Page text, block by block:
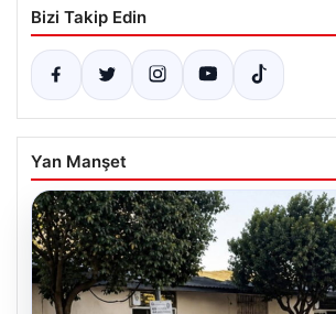
Bizi Takip Edin
Yan Manşet